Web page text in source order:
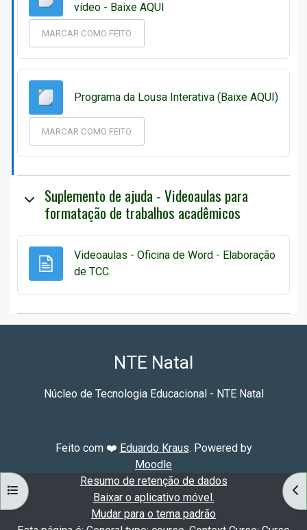
ABRIR ÍNDICE DO CURSO
vídeo - Baixe AQUI
MARCAR COMO FEITO
Programa da Lousa Interativa (Baixe AQUI)
MARCAR COMO FEITO
Suplemento de ajuda - Videoaulas para
formatação de trabalhos acadêmicos
Videoaulas - Oficina de Word - Elaboração
de TCC.
NTE Natal
Núcleo de Tecnologia Educacional - NTE Natal
Feito com ❤️ Eduardo Kraus. Powered by
Moodle
Resumo de retenção de dados
Baixar o aplicativo móvel.
Mudar para o tema padrão